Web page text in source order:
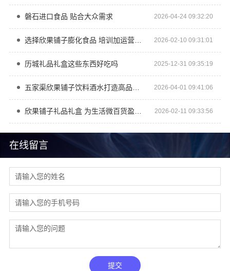
在线留言
提交
磐石进口食品 贴合大众需求 2026-04-24 09:32:20
选择欣果铺子膨化食品 培训加运营一台设备即可 2026-02-10 09:31:01
历城礼品礼盒这些东西好吃吗 2025-12-31 09:35:19
五家渠欣果铺子饮料酒水打造高品低价新典范 2026-04-01 09:41:06
欣果铺子礼品礼盒 为生活微百货盈利做加法 2026-02-11 09:33:56